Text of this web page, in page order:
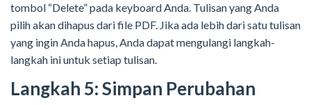
tombol “Delete” pada keyboard Anda. Tulisan yang Anda
pilih akan dihapus dari file PDF. Jika ada lebih dari satu tulisan
yang ingin Anda hapus, Anda dapat mengulangi langkah-
langkah ini untuk setiap tulisan.
Langkah 5: Simpan Perubahan